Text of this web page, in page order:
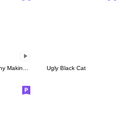
Brown dan Cony Makin Mesra Ugly Black Cat